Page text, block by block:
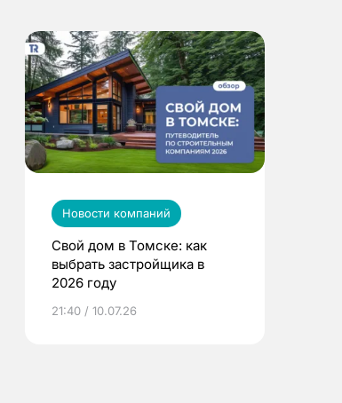
Новости компаний
Свой дом в Томске: как
выбрать застройщика в
2026 году
21:40 / 10.07.26